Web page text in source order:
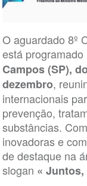
O aguardado 8º
está
Campos (SP),
dezembro,
internacionais
prevenção,
substâncias.
inovadoras e
de destaque na
slogan «